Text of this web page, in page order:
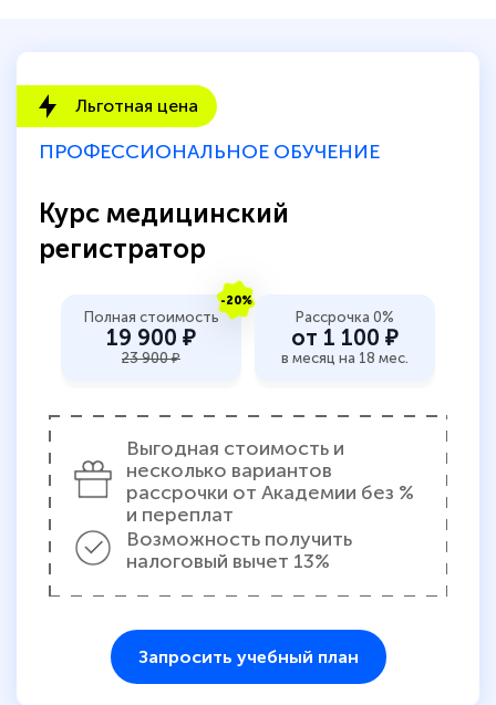
Льготная цена
ПРОФЕССИОНАЛЬНОЕ ОБУЧЕНИЕ
Курс медицинский
регистратор
-20%
Полная стоимость
19 900 ₽
23 900 ₽
Рассрочка 0%
от 1 100 ₽
в месяц на 18 мес.
Выгодная стоимость и
несколько вариантов
рассрочки от Академии без %
и переплат
Возможность получить
налоговый вычет 13%
Запросить учебный план